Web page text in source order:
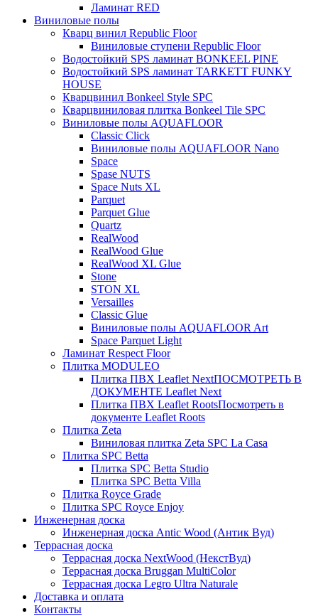
Ламинат RED
Виниловые полы
Кварц винил Republic Floor
Виниловые ступени Republic Floor
Водостойкий SPS ламинат BONKEEL PINE
Водостойкий SPS ламинат TARKETT FUNKY
HOUSE
Кварцвинил Bonkeel Style SPC
Кварцвиниловая плитка Bonkeel Tile SPC
Виниловые полы AQUAFLOOR
Classic Click
Виниловые полы AQUAFLOOR Nano
Space
Spase NUTS
Space Nuts XL
Parquet
Parquet Glue
Quartz
RealWood
RealWood Glue
RealWood XL Glue
Stone
STON XL
Versailles
Classic Glue
Виниловые полы AQUAFLOOR Art
Space Parquet Light
Ламинат Respect Floor
Плитка MODULEO
Плитка ПВХ Leaflet NextПОСМОТРЕТЬ В
ДОКУМЕНТЕ Leaflet Next
Плитка ПВХ Leaflet RootsПосмотреть в
документе Leaflet Roots
Плитка Zeta
Виниловая плитка Zeta SPC La Casa
Плитка SPC Betta
Плитка SPC Betta Studio
Плитка SPC Betta Villa
Плитка Royce Grade
Плитка SPC Royce Enjoy
Инженерная доска
Инженерная доска Antic Wood (Антик Вуд)
Террасная доска
Террасная доска NextWood (НекстВуд)
Террасная доска Bruggan MultiColor
Террасная доска Legro Ultra Naturale
Доставка и оплата
Контакты